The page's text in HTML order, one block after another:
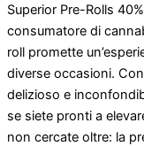
Superior Pre-Rolls
consumatore di
roll promette
diverse occasioni.
delizioso e
se siete pronti a
non cercate oltre: la